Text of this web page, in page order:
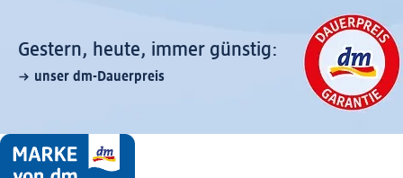
Gestern, heute, immer günstig:
unser dm-Dauerpreis